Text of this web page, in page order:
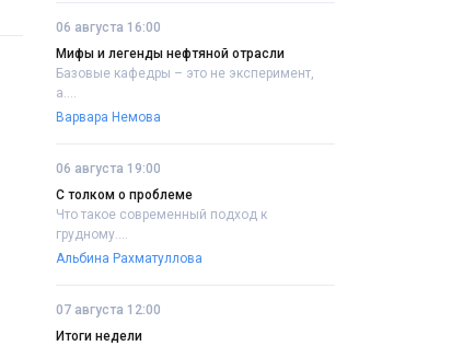
06 августа 16:00
Мифы и легенды нефтяной отрасли
Базовые кафедры – это не эксперимент,
а....
Варвара Немова
06 августа 19:00
С толком о проблеме
Что такое современный подход к
грудному....
Альбина Рахматуллова
07 августа 12:00
Итоги недели